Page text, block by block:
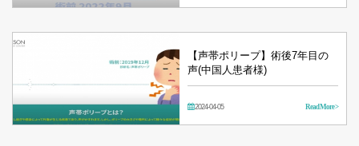
【声帯ポリープ】術後7年目の
声(中国人患者様)
2024-04-05 Read More >